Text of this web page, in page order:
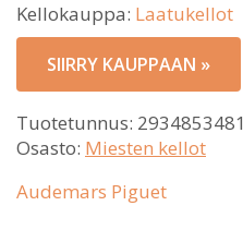
Kellokauppa: Laatukellot
SIIRRY KAUPPAAN »
Tuotetunnus: 2934853481
Osasto: Miesten kellot
Audemars Piguet